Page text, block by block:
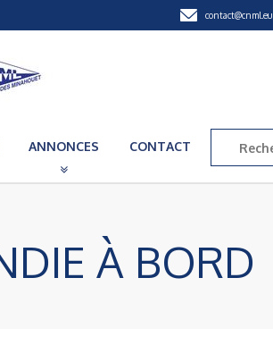
contact@cnml.eu
ANNONCES CONTACT
À BORD